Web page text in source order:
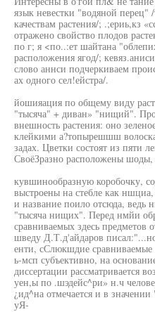
язык невестки "водяной перец"
качествам растения/; .;ериь,кз
отражено свойство плодов
по г; я <по..:ет шайтана
расположения ягод/;
слово аннси подчеркиваем
ах одного сел!ейстра/.
йошияация по общему виду
"тысяча" + диван» "нищий".
внешность растения: оно
клейкими а?топырешшш
задах. Цветки состоят из пяти
СвоёЗразно расположены шоды,
кувшинообразную коробочку,
выстроены на стебле как
и название поило отсюда, ведь
"тысяча нищих". Перед нмйи
сравниваемых здесь предметов
шведу Д.Т.д'айдаров
енти, сСлюкшдие
ь-мсп субъективно, на
диссертации рассматривается
уен,ы по .шэдейс^ри» н.ч
¿ид^на отмечается и в
уЯ-